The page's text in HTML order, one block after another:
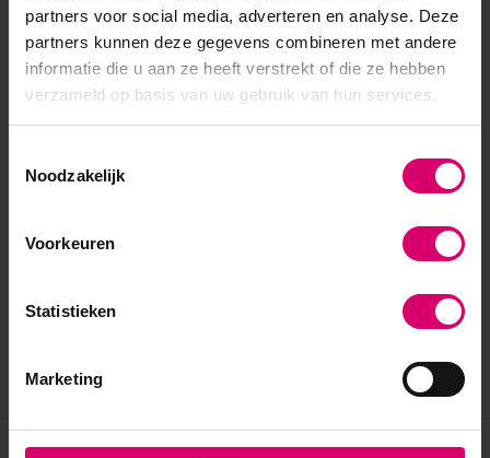
partners voor social media, adverteren en analyse. Deze
partners kunnen deze gegevens combineren met andere
informatie die u aan ze heeft verstrekt of die ze hebben
verzameld op basis van uw gebruik van hun services.
Noodzakelijk
Voorkeuren
Statistieken
Marketing